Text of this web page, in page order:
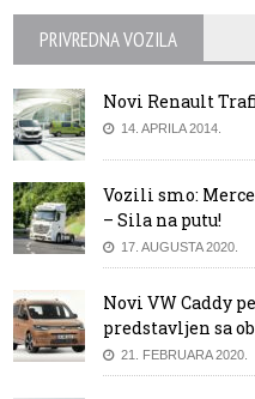
PRIVREDNA VOZILA
Novi Renault
14. APRILA 2014.
Vozili smo:
– Sila na putu!
17. AUGUSTA 2020.
Novi VW Caddy
predstavljen sa
21. FEBRUARA 2020.